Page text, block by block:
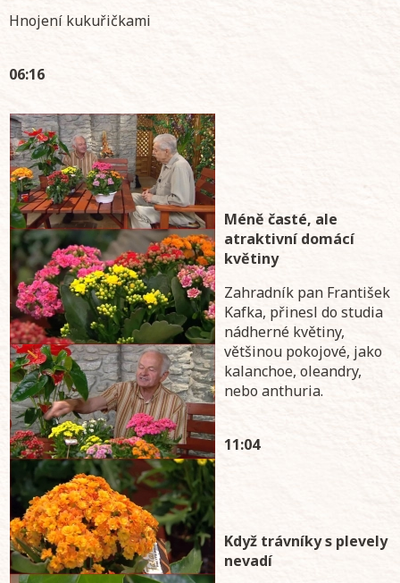
Hnojení kukuřičkami
06:16
Méně časté, ale
atraktivní domácí
květiny
Zahradník pan František
Kafka, přinesl do studia
nádherné květiny,
většinou pokojové, jako
kalanchoe, oleandry,
nebo anthuria.
11:04
Když trávníky s plevely
nevadí